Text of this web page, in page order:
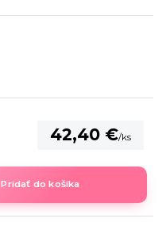
42,40 €/ks
Pridať do košíka